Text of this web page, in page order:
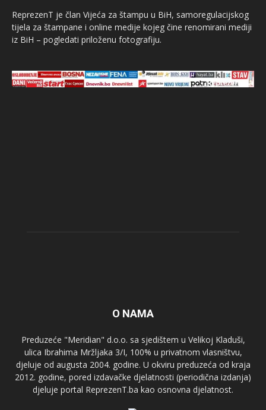
ReprezenT je član Vijeća za štampu u BiH, samoregulacijskog
tijela za štampane i online medije kojeg čine renomirani mediji
iz BiH – pogledati priloženu fotografiju.
O NAMA
Preduzeće "Meridian" d.o.o. sa sjedištem u Velikoj Kladuši,
ulica Ibrahima Mržljaka 3/I, 100% u privatnom vlasništvu,
djeluje od augusta 2004. godine. U okviru preduzeća od kraja
2012. godine, pored izdavačke djelatnosti (periodična izdanja)
djeluje portal ReprezenT.ba kao osnovna djelatnost.